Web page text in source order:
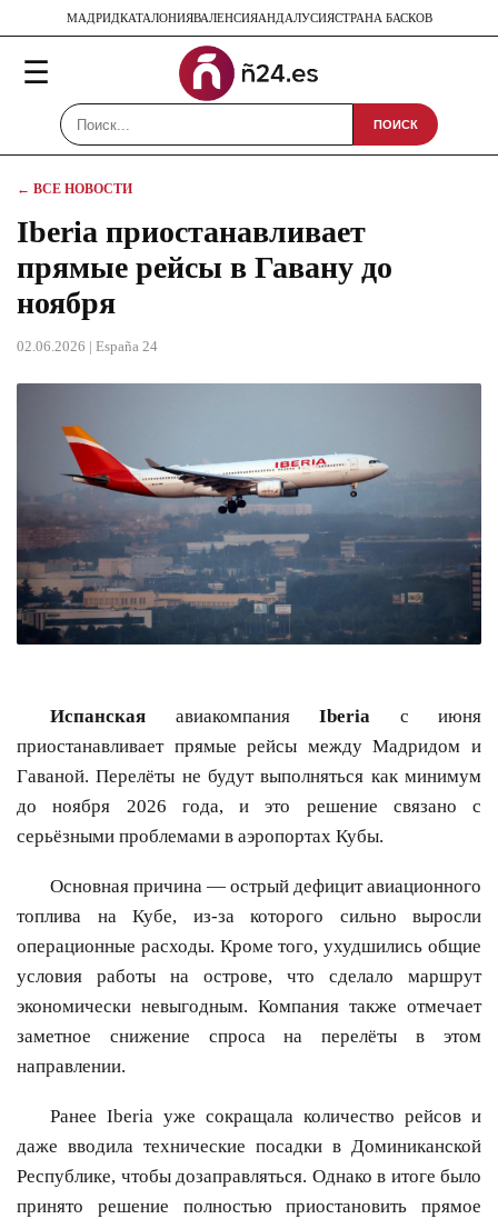
МАДРИДКАТАЛОНИЯВАЛЕНСИЯАНДАЛУСИЯСТРАНА БАСКОВ
☰
ПОИСК
← ВСЕ НОВОСТИ
Iberia приостанавливает
прямые рейсы в Гавану до
ноября
02.06.2026 | España 24
Испанская авиакомпания Iberia с июня
приостанавливает прямые рейсы между Мадридом и
Гаваной. Перелёты не будут выполняться как минимум
до ноября 2026 года, и это решение связано с
серьёзными проблемами в аэропортах Кубы.
Основная причина — острый дефицит авиационного
топлива на Кубе, из-за которого сильно выросли
операционные расходы. Кроме того, ухудшились общие
условия работы на острове, что сделало маршрут
экономически невыгодным. Компания также отмечает
заметное снижение спроса на перелёты в этом
направлении.
Ранее Iberia уже сокращала количество рейсов и
даже вводила технические посадки в Доминиканской
Республике, чтобы дозаправляться. Однако в итоге было
принято решение полностью приостановить прямое